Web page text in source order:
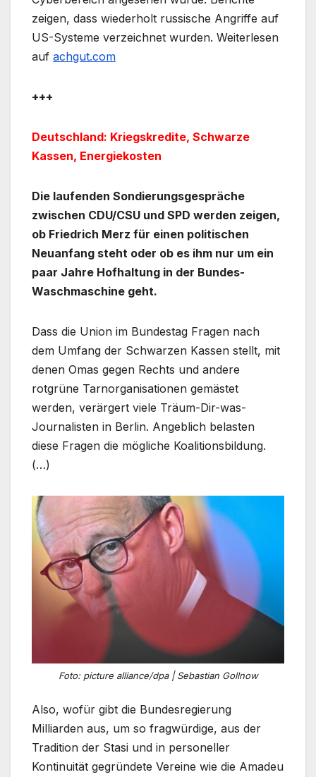
zeigen, dass wiederholt russische Angriffe auf
US-Systeme verzeichnet wurden. Weiterlesen
auf achgut.com
+++
Deutschland: Kriegskredite, Schwarze
Kassen, Energiekosten
Die laufenden Sondierungsgespräche
zwischen CDU/CSU und SPD werden zeigen,
ob Friedrich Merz für einen politischen
Neuanfang steht oder ob es ihm nur um ein
paar Jahre Hofhaltung in der Bundes-
Waschmaschine geht.
Dass die Union im Bundestag Fragen nach
dem Umfang der Schwarzen Kassen stellt, mit
denen Omas gegen Rechts und andere
rotgrüne Tarnorganisationen gemästet
werden, verärgert viele Träum-Dir-was-
Journalisten in Berlin. Angeblich belasten
diese Fragen die mögliche Koalitionsbildung.
(…)
Foto: picture alliance/dpa | Sebastian Gollnow
Also, wofür gibt die Bundesregierung
Milliarden aus, um so fragwürdige, aus der
Tradition der Stasi und in personeller
Kontinuität gegründete Vereine wie die Amadeu